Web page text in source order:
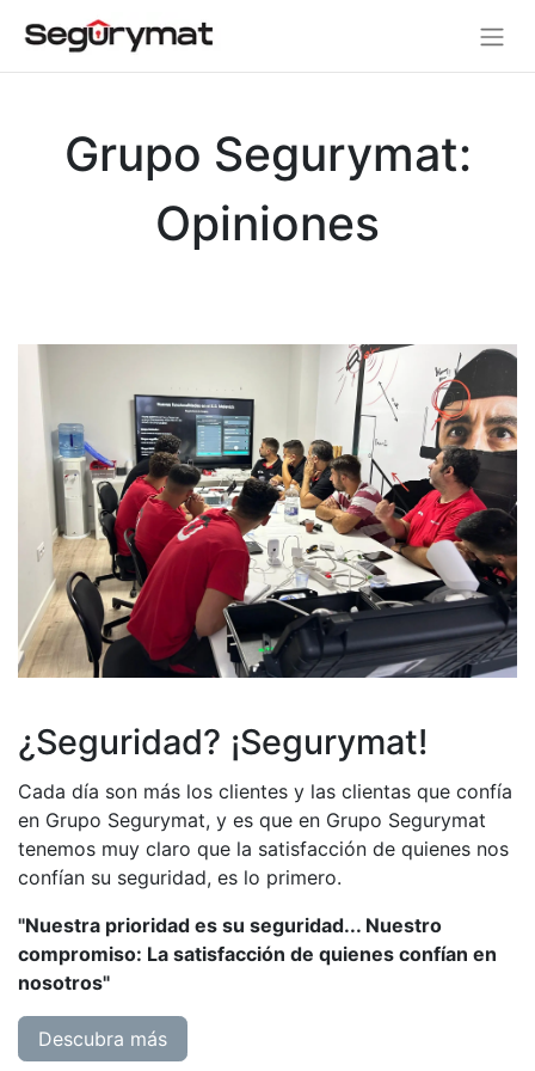
Grupo Segurymat:
Opiniones
¿Seguridad? ¡Segurymat!
Cada día son más los clientes y las clientas que confía
en Grupo Segurymat, y es que en Grupo Segurymat
tenemos muy claro que la satisfacción de quienes nos
confían su seguridad, es lo primero.
"Nuestra prioridad es su seguridad... Nuestro
compromiso: La satisfacción de quienes confían en
nosotros"
Descubra más